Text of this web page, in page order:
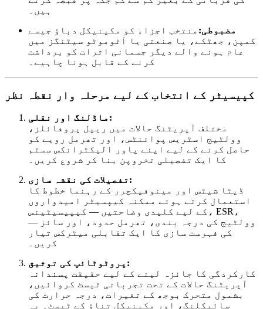
ہیں۔
مضبوطی: منتخب اجزاء کو مکینیکل دباؤ جیسے
کمپن، جھٹکے، یا صنعتی یا آٹوموٹو سیٹنگز میں
عام ہونے والے دیگر جسمانی اثرات کو برداشت
کرنے کے قابل ہونا چاہیے۔
کپیسیٹر کے انتخاب کے لیے مرحلہ وار نقطہ نظر
ماڈلنگ اور نقلی:
مختلف آپریٹنگ حالات میں ریپل پروفائلز،
وولٹیج اسٹریس پوائنٹس، اور تھرمل رویے کو
حاصل کرنے کے لیے اپنے پاور الیکٹرانکس سسٹم
کا ایک تفصیلی تخروپن بنا کر شروع کریں۔
تفصیلات کی نقشہ سازی:
ڈیٹا شیٹس اور مینوفیکچرر کے رہنما خطوط کا
استعمال کرتے ہوئے ممکنہ کیپسیٹر امیدواروں
کے لیے کلیدی وضاحتیں — کیپیسیٹینس، ESR،
وولٹیج کی درجہ بندی، تھرمل حدود، اور سائز —
کی فہرست سازی کا ایک تقابلی میٹرکس تیار
کریں۔
پروٹوٹائپ کی توثیق:
کارکردگی کا جائزہ لینے کے لیے حقیقت پسندانہ
آپریٹنگ حالات کے تحت تجرباتی ٹیسٹ کروائیں،
بشمول متحرک بوجھ کے تغیرات، درجہ حرارت کی
سائیکلنگ، اور مکینیکل تناؤ کے ٹیسٹ۔ یہ